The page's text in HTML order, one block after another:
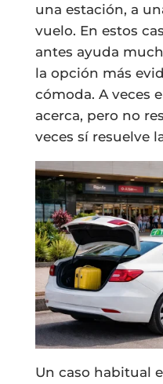
una estación, a
vuelo. En estos
antes ayuda
la opción más
cómoda. A veces
acerca, pero no
veces sí resuelve
Un caso habitual